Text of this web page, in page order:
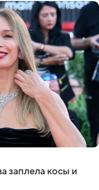
заплела косы и